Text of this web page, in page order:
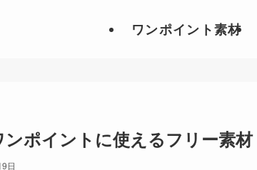
ワンポイント素材
ポイントに使えるフリー素材
日